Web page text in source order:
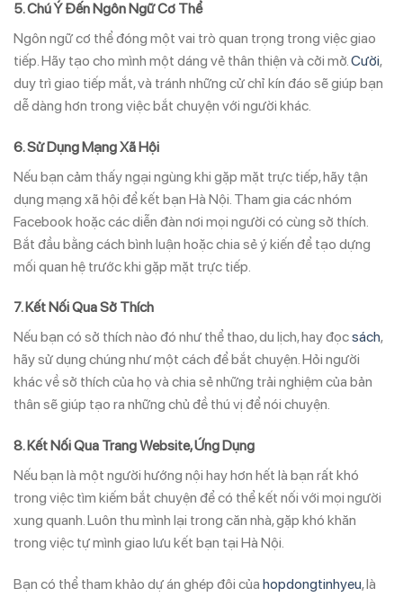
5.Chú Ý Đến Ngôn Ngữ Cơ Thể
Ngôn ngữ cơ thể đóng một vai trò quan trọng trong việc giao
tiếp. Hãy tạo cho mình một dáng vẻ thân thiện và cởi mở.Cười,
duy trì giao tiếp mắt, và tránh những cử chỉ kín đáo sẽ giúp bạn
dễ dàng hơn trong việc bắt chuyện với người khác.
6.Sử Dụng Mạng Xã Hội
Nếu bạn cảm thấy ngại ngùng khi gặp mặt trực tiếp, hãy tận
dụng mạng xã hội để kết bạn Hà Nội. Tham gia các nhóm
Facebook hoặc các diễn đàn nơi mọi người có cùng sở thích.
Bắt đầu bằng cách bình luận hoặc chia sẻ ý kiến để tạo dựng
mối quan hệ trước khi gặp mặt trực tiếp.
7.Kết Nối Qua Sở Thích
Nếu bạn có sở thích nào đó như thể thao, du lịch, hay đọcsách,
hãy sử dụng chúng như một cách để bắt chuyện. Hỏi người
khác về sở thích của họ và chia sẻ những trải nghiệm của bản
thân sẽ giúp tạo ra những chủ đề thú vị để nói chuyện.
8.Kết Nối Qua Trang Website, Ứng Dụng
Nếu bạn là một người hướng nội hay hơn hết là bạn rất khó
trong việc tìm kiếm bắt chuyện để có thể kết nối với mọi người
xung quanh. Luôn thu mình lại trong căn nhà, gặp khó khăn
trong việc tự mình giao lưu kết bạn tại Hà Nội.
Bạn có thể tham khảo dự án ghép đôi của hopdongtinhyeu, là